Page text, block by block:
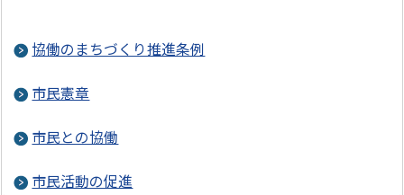
協働のまちづくり推進条例
市民憲章
市民との協働
市民活動の促進